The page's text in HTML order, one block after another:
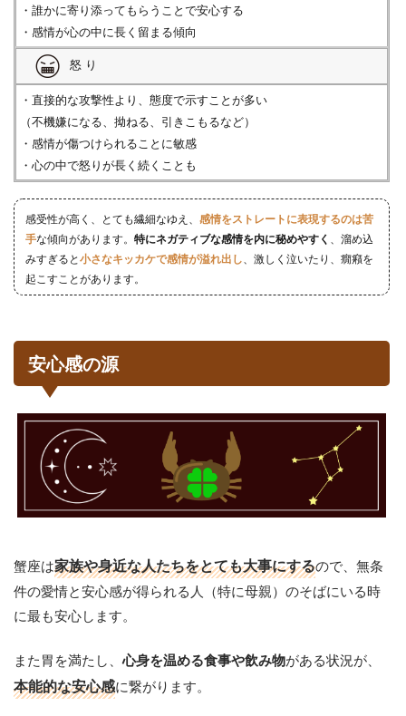
・誰かに寄り添ってもらうことで安心する
・感情が心の中に長く留まる傾向
怒 り
・直接的な攻撃性より、態度で示すことが多い
（不機嫌になる、拗ねる、引きこもるなど）
・感情が傷つけられることに敏感
・心の中で怒りが長く続くことも
感受性が高く、とても繊細なゆえ、 感情をストレートに表現するのは苦
手な傾向があります。 特にネガティブな感情を内に秘めやすく
、溜め込
みすぎると小さなキッカケで感情が溢れ出し 、激しく泣いたり、癇癪を
起こすことがあります。
安心感の源
蟹座は家族や身近な人たちをとても大事にするので、無条
件の愛情と安心感が得られる人（特に母親）のそばにいる時
に最も安心します。
また胃を満たし、心身を温める食事や飲み物がある状況が、
本能的な安心感に繋がります。